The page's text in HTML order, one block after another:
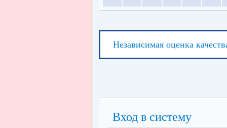
Независимая оценка
Вход в систему